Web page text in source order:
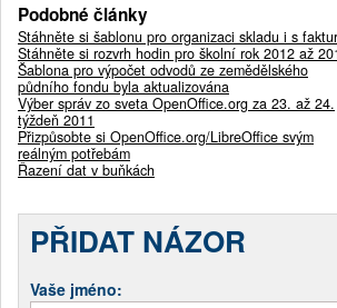
Podobné články
Stáhněte si šablonu pro organizaci skladu i s
Stáhněte si rozvrh hodin pro školní rok 2012 až
Šablona pro výpočet odvodů ze zemědělského
půdního fondu byla aktualizována
Výber správ zo sveta OpenOffice.org za 23. až 24.
týždeň 2011
Přizpůsobte si OpenOffice.org/LibreOffice svým
reálným potřebám
Řazení dat v buňkách
PŘIDAT NÁZOR
Vaše jméno: